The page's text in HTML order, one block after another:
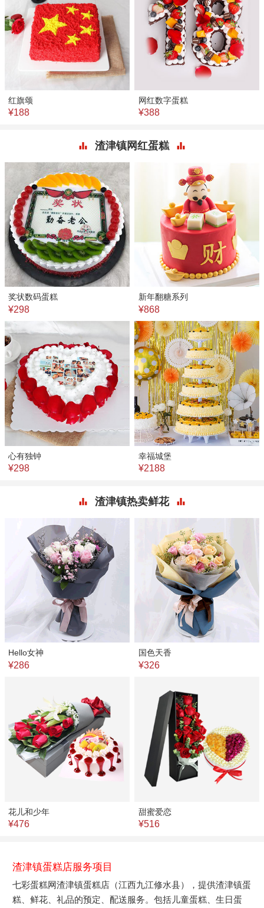
红旗颂
¥188
网红数字蛋糕
¥388
渣津镇网红蛋糕
奖状数码蛋糕
¥298
新年翻糖系列
¥868
心有独钟
¥298
幸福城堡
¥2188
渣津镇热卖鲜花
Hello女神
¥286
国色天香
¥326
花儿和少年
¥476
甜蜜爱恋
¥516
渣津镇蛋糕店服务项目
七彩蛋糕网渣津镇蛋糕店（江西九江修水县），提供渣津镇蛋
糕、鲜花、礼品的预定、配送服务。包括儿童蛋糕、生日蛋